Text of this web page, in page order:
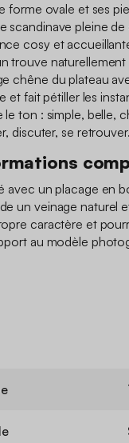
forme ovale et ses
scandinave pleine
cosy et
trouve naturellement
chêne du plateau
et fait pétiller les
le ton : simple, belle,
discuter, se retrouver.
avec un placage en
un veinage naturel
caractère et
au modèle